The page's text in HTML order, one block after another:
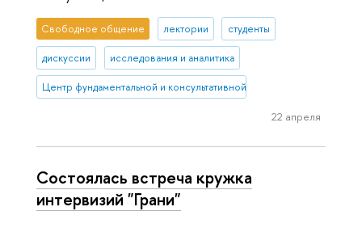
Свободное общение лектории студенты
дискуссии исследования и аналитика
Центр фундаментальной и консультативной персонологии
22 апреля
Состоялась встреча кружка
интервизий "Грани"